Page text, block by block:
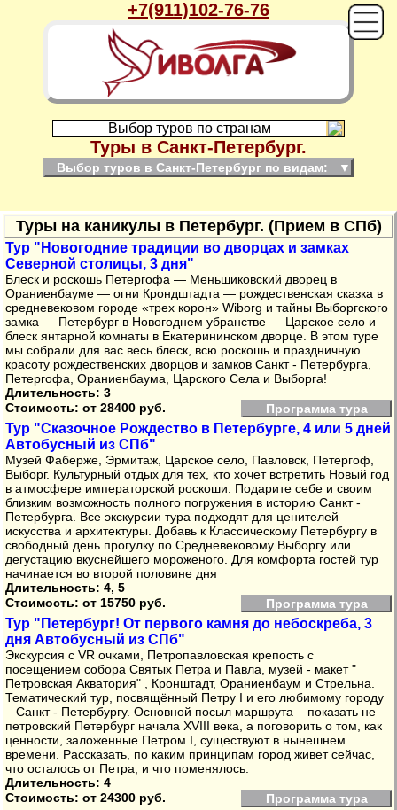
+7(911)102-76-76
Выбор туров по странам
Туры в Санкт-Петербург.
Выбор туров в Санкт-Петербург по видам: ▼
Туры на каникулы в Петербург. (Прием в СПб)
Тур "Новогодние традиции во дворцах и замках
Северной столицы, 3 дня"
Блеск и роскошь Петергофа — Меньшиковский дворец в
Ораниенбауме — огни Крондштадта — рождественская сказка в
средневековом городе «трех корон» Wiborg и тайны Выборгского
замка — Петербург в Новогоднем убранстве — Царское село и
блеск янтарной комнаты в Екатерининском дворце. В этом туре
мы собрали для вас весь блеск, всю роскошь и праздничную
красоту рождественских дворцов и замков Санкт - Петербурга,
Петергофа, Ораниенбаума, Царского Села и Выборга!
Длительность: 3
Стоимость: от 28400 руб. Программа тура
Тур "Сказочное Рождество в Петербурге, 4 или 5 дней
Автобусный из СПб"
Музей Фаберже, Эрмитаж, Царское село, Павловск, Петергоф,
Выборг. Культурный отдых для тех, кто хочет встретить Новый год
в атмосфере императорской роскоши. Подарите себе и своим
близким возможность полного погружения в историю Санкт -
Петербурга. Все экскурсии тура подходят для ценителей
искусства и архитектуры. Добавь к Классическому Петербургу в
свободный день прогулку по Средневековому Выборгу или
дегустацию вкуснейшего мороженого. Для комфорта гостей тур
начинается во второй половине дня
Длительность: 4, 5
Стоимость: от 15750 руб. Программа тура
Тур "Петербург! От первого камня до небоскреба, 3
дня Автобусный из СПб"
Экскурсия с VR очками, Петропавловская крепость с
посещением собора Святых Петра и Павла, музей - макет "
Петровская Акватория" , Кронштадт, Ораниенбаум и Стрельна.
Тематический тур, посвящённый Петру I и его любимому городу
– Санкт - Петербургу. Основной посыл маршрута – показать не
петровский Петербург начала XVIII века, а поговорить о том, как
ценности, заложенные Петром I, существуют в нынешнем
времени. Рассказать, по каким принципам город живет сейчас,
что осталось от Петра, и что поменялось.
Длительность: 4
Стоимость: от 24300 руб. Программа тура